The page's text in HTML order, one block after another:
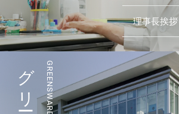
理事長挨拶